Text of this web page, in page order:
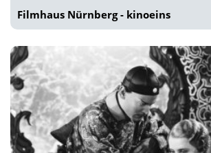
Filmhaus Nürnberg - kinoeins